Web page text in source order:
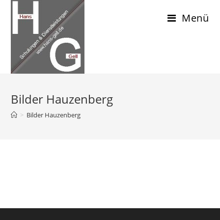
Menü
Bilder Hauzenberg
> Bilder Hauzenberg